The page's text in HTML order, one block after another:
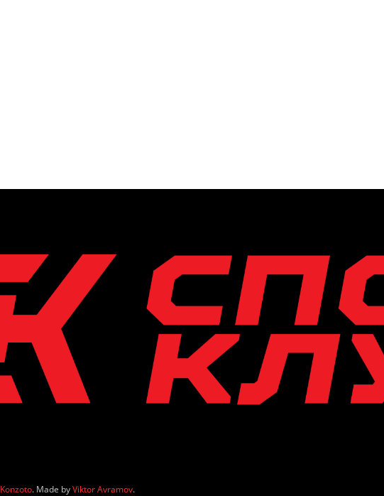
Konzoto. Made byViktor Avramov.